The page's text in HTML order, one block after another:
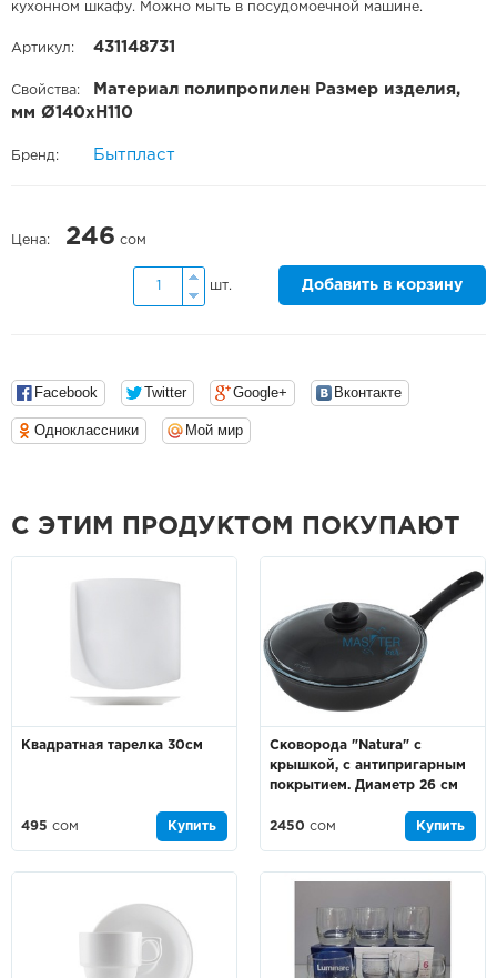
кухонном шкафу. Можно мыть в посудомоечной машине.
Артикул: 431148731
Свойства:
Материал полипропилен Размер изделия,
мм Ø140хH110
Бренд: Бытпласт
Цена: 246 сом
шт. Добавить в корзину
Facebook Twitter Google+ Вконтакте
Одноклассники Мой мир
С ЭТИМ ПРОДУКТОМ ПОКУПАЮТ
Квадратная тарелка 30см
495 сом Купить
Сковорода "Natura" с
крышкой, с антипригарным
покрытием. Диаметр 26 см
2450 сом Купить